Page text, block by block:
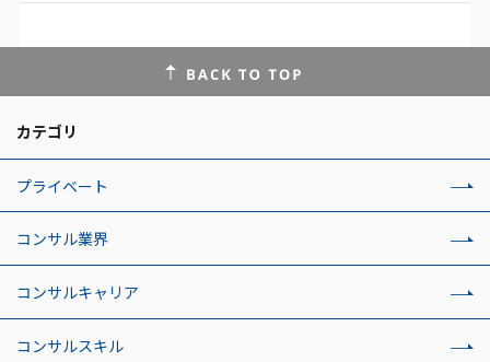
カテゴリ
プライベート
コンサル業界
コンサルキャリア
コンサルスキル